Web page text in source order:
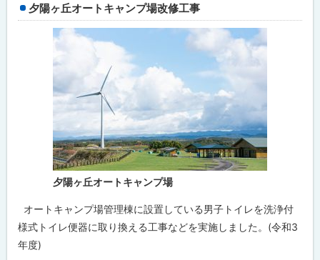
め
の
た
め
の
事
夕陽ヶ丘オートキャンプ場改修工事
夕陽ヶ丘オートキャンプ場
オートキャンプ場管理棟に設置している男子トイレを洗浄付
様式トイレ便器に取り換える工事などを実施しました。(令和3
年度)